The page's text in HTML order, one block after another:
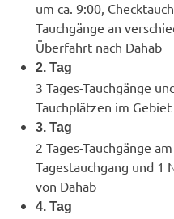
um ca. 9:00,
Tauchgänge an
Überfahrt nach Dahab
2. Tag
3 Tages-Tauchgänge
Tauchplätzen im
3. Tag
2 Tages-Tauchgänge
Tagestauchgang und 1
von Dahab
4. Tag